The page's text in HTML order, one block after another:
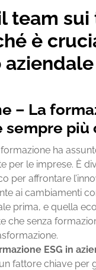
team sui
è
aziendale
– La
sempre più
ha
per le imprese. È
per affrontare
ai cambiamenti
prima, e quella
che senza
ESG in
fattore chiave per